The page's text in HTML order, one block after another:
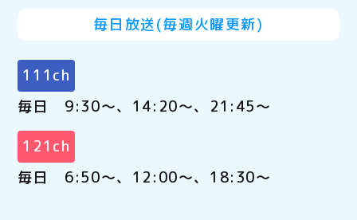
毎日放送(毎週火曜更新)
111ch
毎日 9:30～、14:20～、21:45～
121ch
毎日 6:50～、12:00～、18:30～